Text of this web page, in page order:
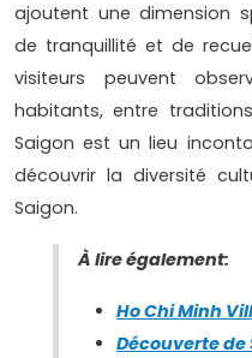
ajoutent une dimension
de tranquillité et de
visiteurs peuvent
habitants, entre
Saigon est un lieu
découvrir la diversité
Saigon.
À lire également:
Ho Chi Minh
Découverte de